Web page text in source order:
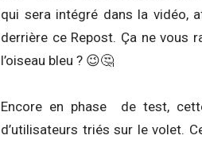
qui sera intégré dans la vidéo,
derrière ce Repost. Ça ne vous
l’oiseau bleu ? 😉🤔
Encore en phase de test,
d’utilisateurs triés sur le volet.